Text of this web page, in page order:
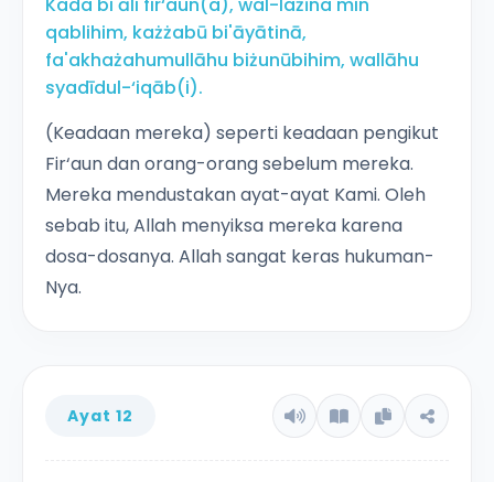
qablihim, każżabū bi'āyātinā,
fa'akhażahumullāhu biżunūbihim, wallāhu
syadīdul-‘iqāb(i).
(Keadaan mereka) seperti keadaan pengikut
Fir‘aun dan orang-orang sebelum mereka.
Mereka mendustakan ayat-ayat Kami. Oleh
sebab itu, Allah menyiksa mereka karena
dosa-dosanya. Allah sangat keras hukuman-
Nya.
Ayat 12